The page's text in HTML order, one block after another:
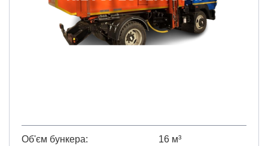
Об'єм бункера 16 м³